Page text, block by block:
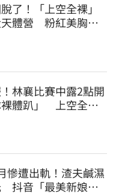
了！「上空全裸」
體營 粉紅美胸被
林襄比賽中露2點開
裸體趴」 上空全裸
慘遭出軌！渣夫鹹濕
抖音「最美新娘」